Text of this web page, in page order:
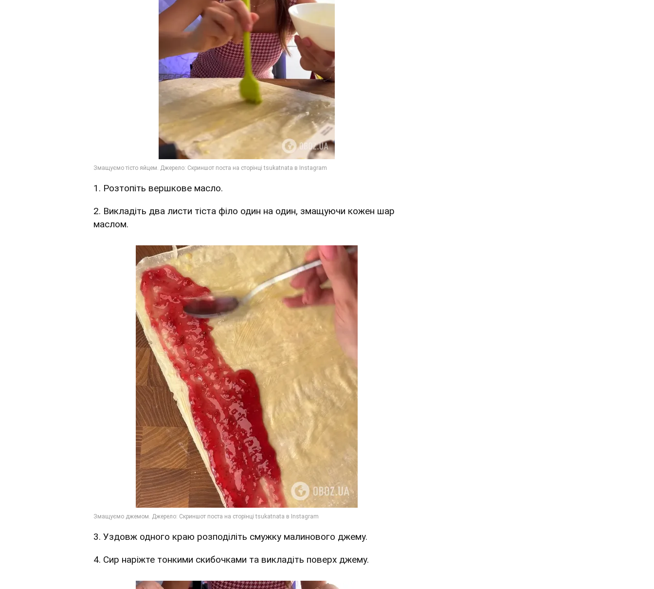
1. Розтопіть вершкове масло.
2. Викладіть два листи тіста філо один на один, змащуючи кожен шар
маслом.
3. Уздовж одного краю розподіліть смужку малинового джему.
4. Сир наріжте тонкими скибочками та викладіть поверх джему.